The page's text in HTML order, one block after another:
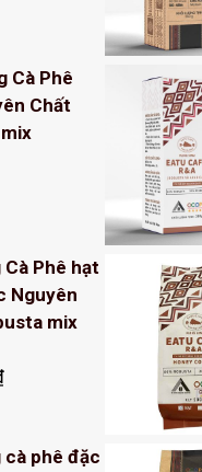
Cà Phê
Chất
Cà Phê hạt
Nguyên
mix
cà phê đặc